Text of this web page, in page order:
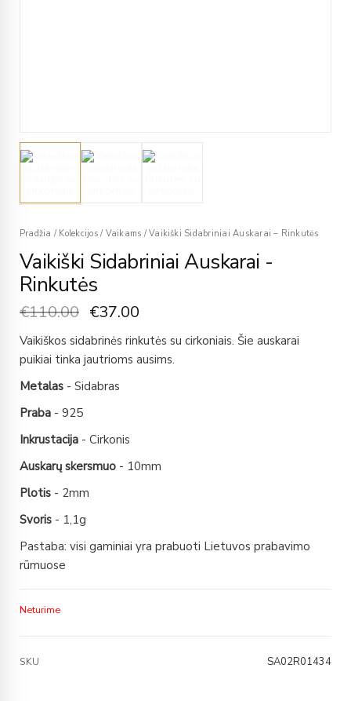
Pradžia / Kolekcijos / Vaikams /Vaikiški Sidabriniai Auskarai – Rinkutės
Vaikiški Sidabriniai Auskarai -
Rinkutės
€110.00 €37.00
Vaikiškos sidabrinės rinkutės su cirkoniais. Šie auskarai
puikiai tinka jautrioms ausims.
Metalas - Sidabras
Praba - 925
Inkrustacija - Cirkonis
Auskarų skersmuo - 10mm
Plotis - 2mm
Svoris - 1,1g
Pastaba: visi gaminiai yra prabuoti Lietuvos prabavimo
rūmuose
Neturime
SKU SA02R01434